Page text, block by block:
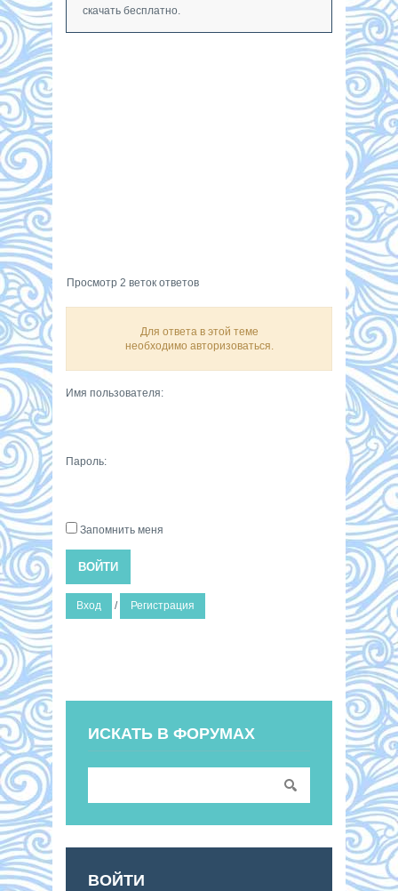
скачать бесплатно.
Просмотр 2 веток ответов
Для ответа в этой теме
необходимо авторизоваться.
Имя пользователя:
Пароль:
Запомнить меня
ВОЙТИ
Вход / Регистрация
ИСКАТЬ В ФОРУМАХ
ВОЙТИ